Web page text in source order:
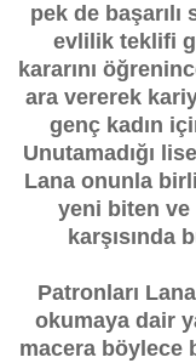
pek de
evlilik teklifi
kararını
ara vererek
genç kadın
Unutamadığı
Lana onunla
yeni biten ve
karşısında
Patronları
okumaya dair
macera böylece